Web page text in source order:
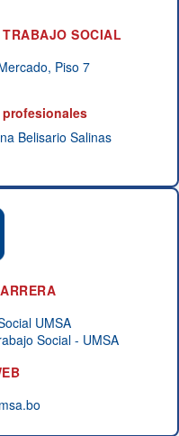
TRABAJO SOCIAL
Piso 7
Belisario Salinas
UMSA
Social - UMSA